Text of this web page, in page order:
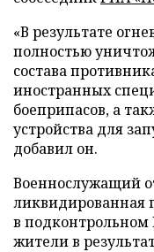
«В результате
полностью
состава
иностранных
боеприпасов, а
устройства для
добавил он.
Военнослужащий
ликвидированная
в
жители в